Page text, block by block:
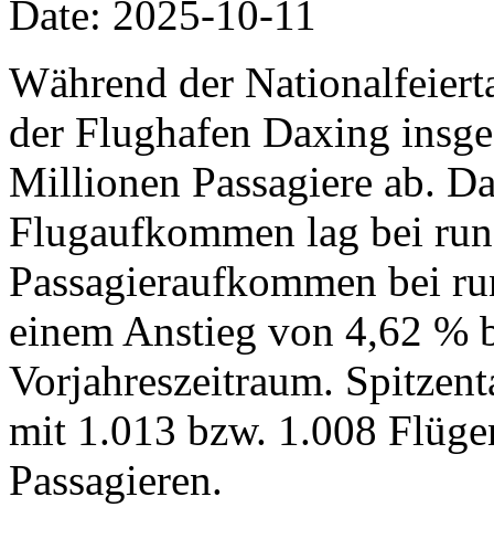
Date: 2025-10-11
Während der
der Flughafen Daxing
Millionen Passagiere ab.
Flugaufkommen lag bei
Passagieraufkommen bei
einem Anstieg von 4,62 %
Vorjahreszeitraum.
mit 1.013 bzw. 1.008
Passagieren.